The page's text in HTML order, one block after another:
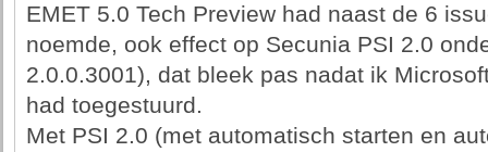
EMET 5.0 Tech Preview had naast de 6
noemde, ook effect op Secunia PSI 2.0
2.0.0.3001), dat bleek pas nadat ik
had toegestuurd.
Met PSI 2.0 (met automatisch starten en